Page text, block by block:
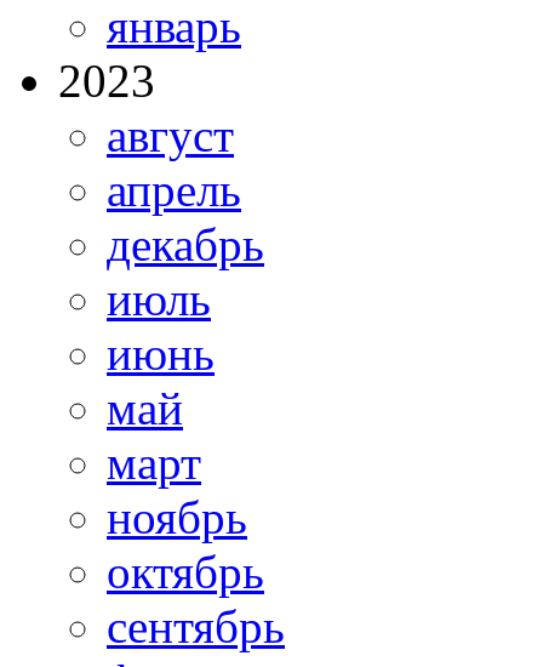
январь
2023
август
апрель
декабрь
июль
июнь
май
март
ноябрь
октябрь
сентябрь